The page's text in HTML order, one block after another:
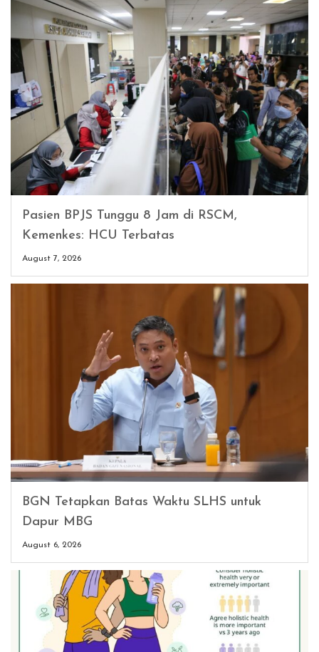
Pasien BPJS Tunggu 8 Jam di RSCM,
Kemenkes: HCU Terbatas
August 7, 2026
BGN Tetapkan Batas Waktu SLHS untuk
Dapur MBG
August 6, 2026